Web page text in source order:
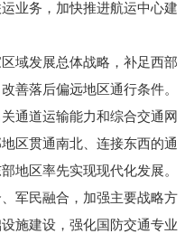
业务，加快推进航运中心建
域发展总体战略，补足西部
善落后偏远地区通行条件。
通道运输能力和综合交通网
区贯通南北、连接东西的通
地区率先实现现代化发展。
军民融合，加强主要战略方
施建设，强化国防交通专业